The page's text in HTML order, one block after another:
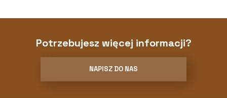
Potrzebujesz więcej informacji?
NAPISZ DO NAS